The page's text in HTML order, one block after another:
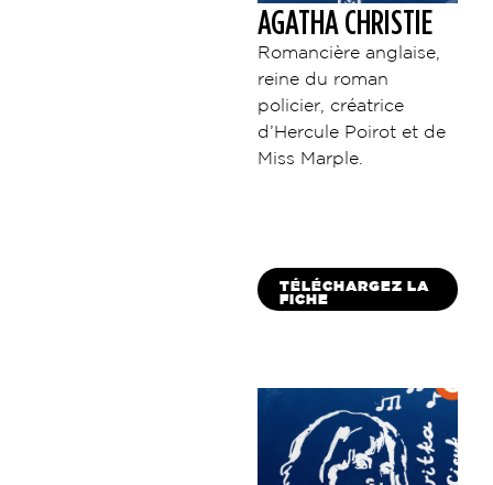
AGATHA CHRISTIE
Romancière anglaise,
reine du roman
policier, créatrice
d’Hercule Poirot et de
Miss Marple.
TÉLÉCHARGEZ LA
FICHE